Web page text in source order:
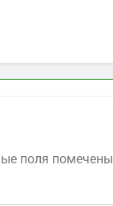
поля помечены